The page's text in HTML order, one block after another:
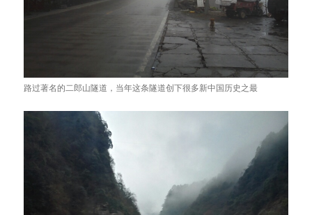
路过著名的二郎山隧道，当年这条隧道创下很多新中国历史之最